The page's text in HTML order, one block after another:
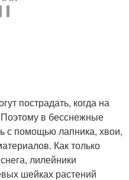
пострадать, когда на
в бесснежные
с помощью лапника, хвои,
Как только
лилейники
шейках растений